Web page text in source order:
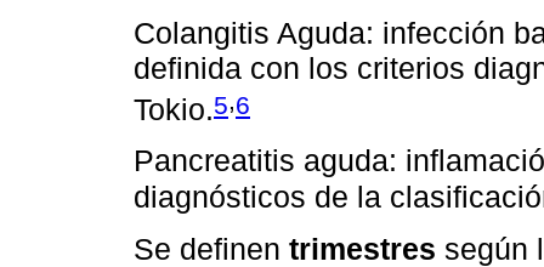
Colangitis Aguda: infección
definida con los criterios
Tokio.5,6
Pancreatitis aguda:
diagnósticos de la
Se definen trimestres según